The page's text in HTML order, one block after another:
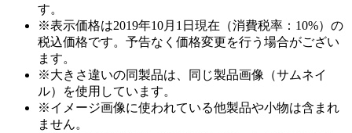
す。
※表示価格は2019年10月1日現在（消費税率：10%）の
税込価格です。予告なく価格変更を行う場合がござい
ます。
※大きさ違いの同製品は、同じ製品画像（サムネイ
ル）を使用しています。
※イメージ画像に使われている他製品や小物は含まれ
ません。